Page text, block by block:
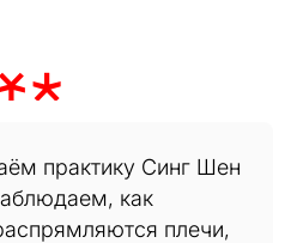
практику Синг Шен
как
плечи,